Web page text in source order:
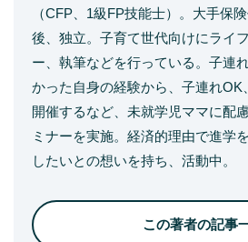
（CFP、1級FP技能士）。大手保
後、独立。子育て世代向けにライ
ー、執筆などを行っている。子連
かった自身の経験から、子連れOK
開催するなど、未就学児ママに配
ミナーを実施。経済的理由で進学
したいとの想いを持ち、活動中。
この著者の記事